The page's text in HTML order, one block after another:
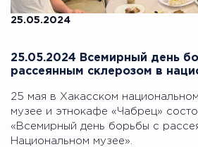
25.05.2024
25.05.2024 Всемирный день
рассеянным склерозом в
25 мая в Хакасском
музее и этнокафе «Чабрец»
«Всемирный день борьбы с
Национальном музее».